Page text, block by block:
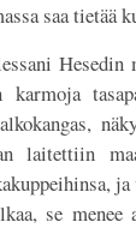
saa tietää
Hesedin
laitettiin
se menee